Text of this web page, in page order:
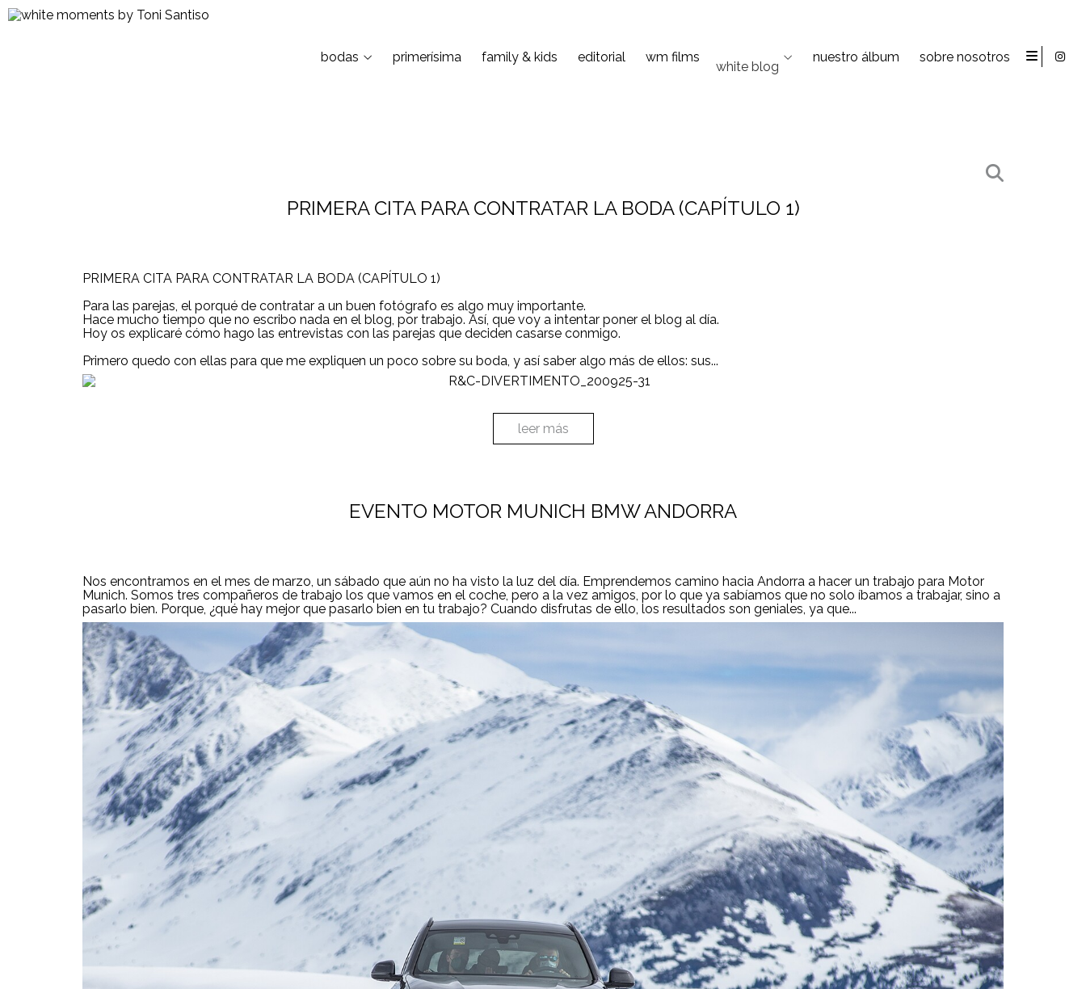
bodas primerísima family & kids editorial wm films
white blog
nuestro álbum sobre nosotros
PRIMERA CITA PARA CONTRATAR LA BODA (CAPÍTULO 1)
PRIMERA CITA PARA CONTRATAR LA BODA (CAPÍTULO 1)
Para las parejas, el porqué de contratar a un buen fotógrafo es algo muy importante.
Hace mucho tiempo que no escribo nada en el blog, por trabajo. Así, que voy a intentar poner el blog al día.
Hoy os explicaré cómo hago las entrevistas con las parejas que deciden casarse conmigo.
Primero quedo con ellas para que me expliquen un poco sobre su boda, y así saber algo más de ellos: sus...
leer más
EVENTO MOTOR MUNICH BMW ANDORRA
Nos encontramos en el mes de marzo, un sábado que aún no ha visto la luz del día. Emprendemos camino hacia Andorra a hacer un trabajo para Motor
Munich. Somos tres compañeros de trabajo los que vamos en el coche, pero a la vez amigos, por lo que ya sabíamos que no solo íbamos a trabajar, sino a
pasarlo bien. Porque, ¿qué hay mejor que pasarlo bien en tu trabajo? Cuando disfrutas de ello, los resultados son geniales, ya que...